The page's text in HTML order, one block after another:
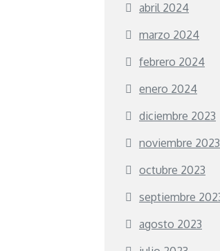
abril 2024
marzo 2024
febrero 2024
enero 2024
diciembre 2023
noviembre 2023
octubre 2023
septiembre
agosto 2023